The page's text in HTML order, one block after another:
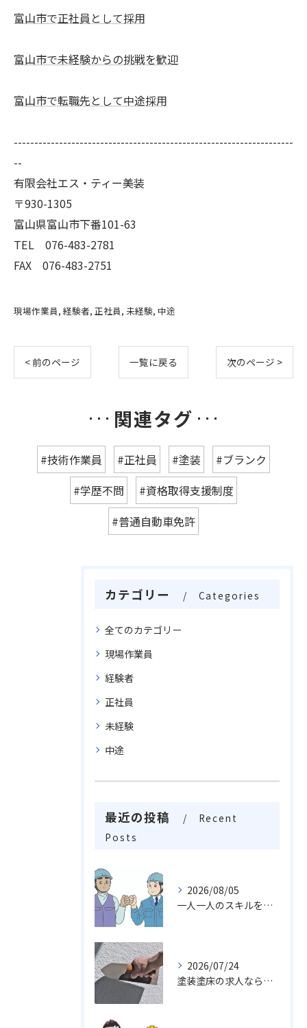
富山市で正社員として採用
富山市で未経験からの挑戦を歓迎
富山市で転職先として中途採用
--------------------------------------------------------------------
--
有限会社エス・ティー美装
〒930-1305
富山県富山市下番101-63
TEL 076-483-2781
FAX 076-483-2751
現場作業員 経験者 正社員 未経験 中途
< 前のページ 一覧に戻る 次のページ >
関連タグ
#技術作業員 #正社員 #塗装
#ブランク
#学歴不問
#資格取得支援制度
#普通自動車免許
カテゴリー Categories
全てのカテゴリー
現場作業員
経験者
正社員
未経験
中途
最近の投稿
Recent
Posts
2026/08/05
一人一人のスキルを活かしチームワークや柔軟性を求め成長し続ける職場
2026/07/24
塗装塗床の求人なら…活躍出来る職場未経験・経験者でも求めております。